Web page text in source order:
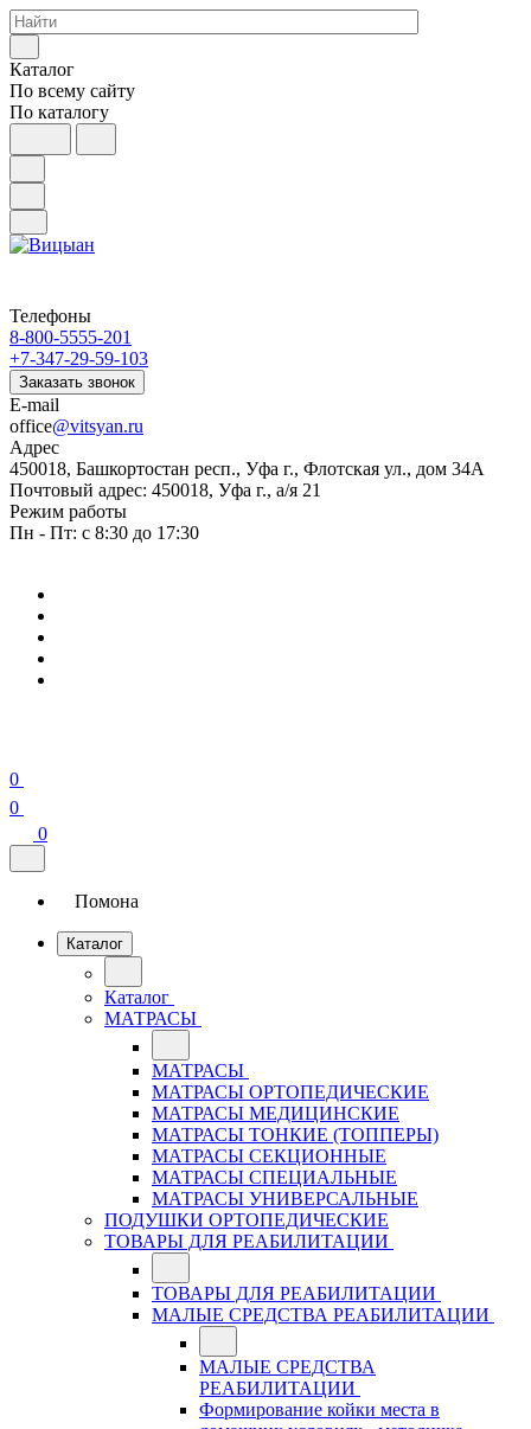
Каталог
По всему сайту
По каталогу
Телефоны
8-800-5555-201
+7-347-29-59-103
Заказать звонок
E-mail
office@vitsyan.ru
Адрес
450018, Башкортостан респ., Уфа г., Флотская ул., дом 34А
Почтовый адрес: 450018, Уфа г., а/я 21
Режим работы
Пн - Пт: с 8:30 до 17:30
0
0
0
Помона
Каталог
Каталог
МАТРАСЫ
МАТРАСЫ
МАТРАСЫ ОРТОПЕДИЧЕСКИЕ
МАТРАСЫ МЕДИЦИНСКИЕ
МАТРАСЫ ТОНКИЕ (ТОППЕРЫ)
МАТРАСЫ СЕКЦИОННЫЕ
МАТРАСЫ СПЕЦИАЛЬНЫЕ
МАТРАСЫ УНИВЕРСАЛЬНЫЕ
ПОДУШКИ ОРТОПЕДИЧЕСКИЕ
ТОВАРЫ ДЛЯ РЕАБИЛИТАЦИИ
ТОВАРЫ ДЛЯ РЕАБИЛИТАЦИИ
МАЛЫЕ СРЕДСТВА РЕАБИЛИТАЦИИ
МАЛЫЕ СРЕДСТВА
РЕАБИЛИТАЦИИ
Формирование койки места в